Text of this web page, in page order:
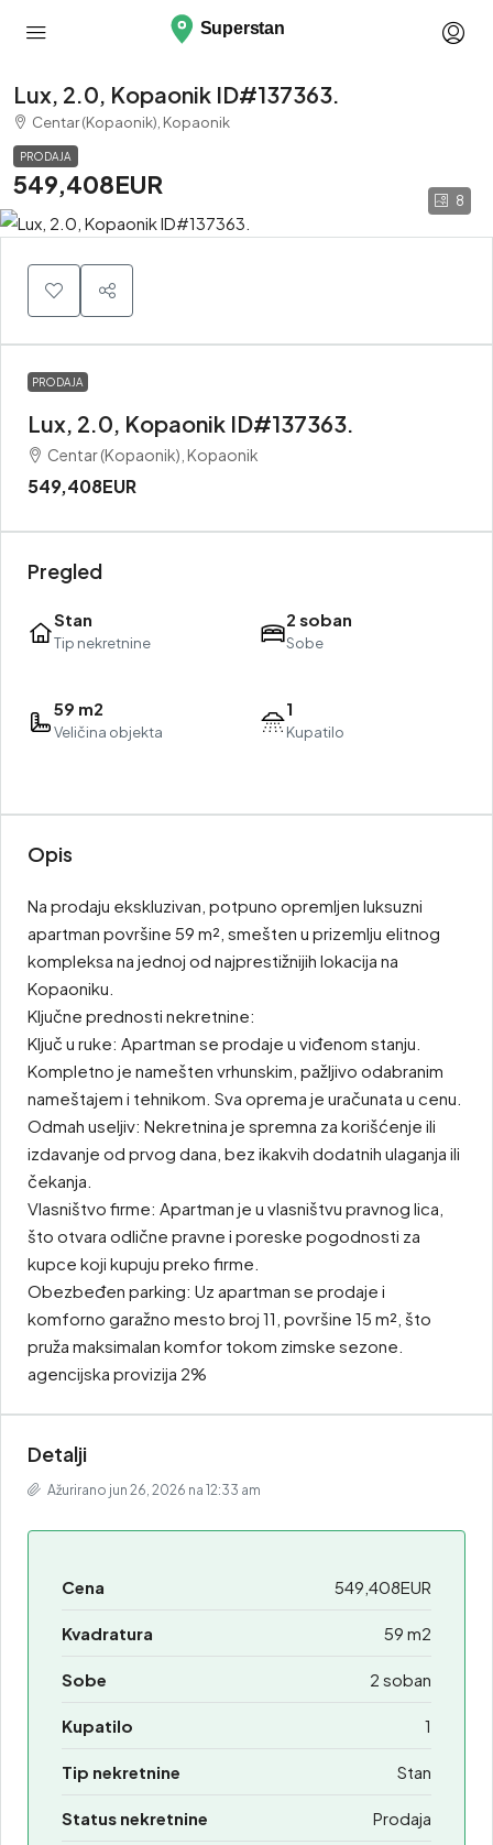
Lux, 2.0, Kopaonik ID#137363.
Centar (Kopaonik), Kopaonik
PRODAJA
549,408EUR
8
PRODAJA
Lux, 2.0, Kopaonik ID#137363.
Centar (Kopaonik), Kopaonik
549,408EUR
Pregled
Stan
Tip nekretnine
2 soban
Sobe
59 m2
Veličina objekta
1
Kupatilo
Opis
Na prodaju ekskluzivan, potpuno opremljen luksuzni
apartman površine 59 m², smešten u prizemlju elitnog
kompleksa na jednoj od najprestižnijih lokacija na
Kopaoniku.
Ključne prednosti nekretnine:
Ključ u ruke: Apartman se prodaje u viđenom stanju.
Kompletno je namešten vrhunskim, pažljivo odabranim
nameštajem i tehnikom. Sva oprema je uračunata u cenu.
Odmah useljiv: Nekretnina je spremna za korišćenje ili
izdavanje od prvog dana, bez ikakvih dodatnih ulaganja ili
čekanja.
Vlasništvo firme: Apartman je u vlasništvu pravnog lica,
što otvara odlične pravne i poreske pogodnosti za
kupce koji kupuju preko firme.
Obezbeđen parking: Uz apartman se prodaje i
komforno garažno mesto broj 11, površine 15 m², što
pruža maksimalan komfor tokom zimske sezone.
agencijska provizija 2%
Detalji
Ažurirano jun 26, 2026 na 12:33 am
Cena 549,408EUR
Kvadratura 59 m2
Sobe 2 soban
Kupatilo 1
Tip nekretnine Stan
Status nekretnine Prodaja